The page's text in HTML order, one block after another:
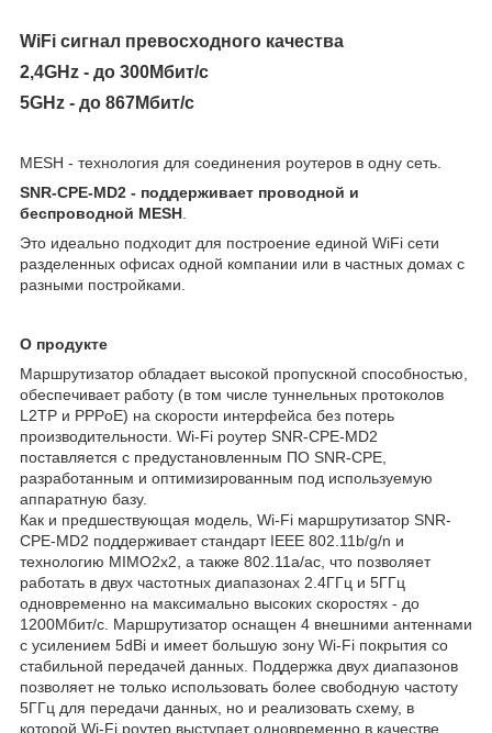
WiFi сигнал превосходного качества
2,4GHz - до 300Мбит/с
5GHz - до 867Мбит/с
MESH - технология для соединения роутеров в одну сеть.
SNR-CPE-MD2 - поддерживает проводной и
беспроводной MESH
Это идеально подходит для построение единой WiFi сети
разделенных офисах одной компании или в частных домах с
разными постройками.
О продукте
Маршрутизатор обладает высокой пропускной способностью,
обеспечивает работу (в том числе туннельных протоколов
L2TP и PPPoE) на скорости интерфейса без потерь
производительности. Wi-Fi роутер SNR-CPE-MD2
поставляется с предустановленным ПО SNR-CPE,
разработанным и оптимизированным под используемую
аппаратную базу.
Как и предшествующая модель, Wi-Fi маршрутизатор SNR-
CPE-MD2 поддерживает стандарт IEEE 802.11b/g/n и
технологию MIMO2x2, а также 802.11a/ac, что позволяет
работать в двух частотных диапазонах 2.4ГГц и 5ГГц
одновременно на максимально высоких скоростях - до
1200Мбит/с. Маршрутизатор оснащен 4 внешними антеннами
с усилением 5dBi и имеет большую зону Wi-Fi покрытия со
стабильной передачей данных. Поддержка двух диапазонов
позволяет не только использовать более свободную частоту
5ГГц для передачи данных, но и реализовать схему, в
которой Wi-Fi роутер выступает одновременно в качестве